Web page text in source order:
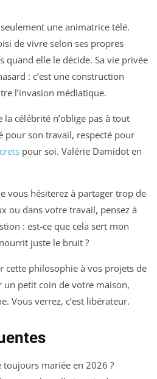
une animatrice télé.
de vivre selon ses propres
quand elle le décide. Sa vie privée
: c’est une construction
l’invasion médiatique.
la célébrité n’oblige pas à tout
pour son travail, respecté pour
pour soi. Valérie Damidot en
vous hésiterez à partager trop de
ou dans votre travail, pensez à
: est-ce que cela sert mon
juste le bruit ?
cette philosophie à vos projets de
un petit coin de votre maison,
Vous verrez, c’est libérateur.
mariée en 2026 ?